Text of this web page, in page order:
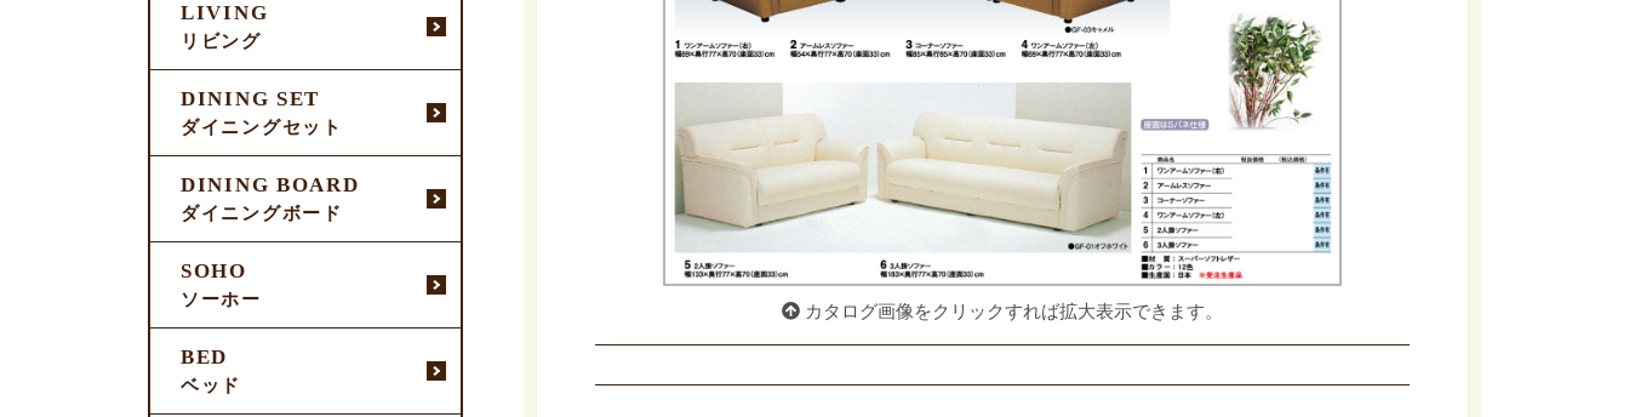
LIVING
リビング
DINING SET
ダイニングセット
DINING BOARD
ダイニングボード
SOHO
ソーホー
BED
ベッド
カタログ画像をクリックすれば拡大表示できます。